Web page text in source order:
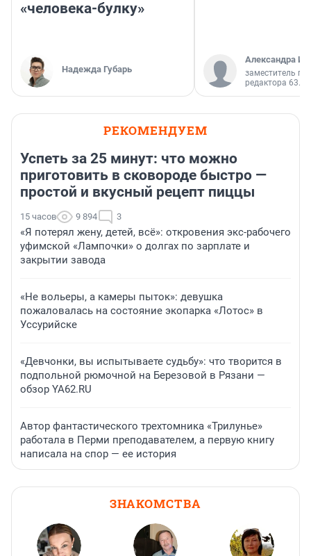
«человека-булку»
Надежда Губарь
Александра
заместитель
редактора 63.RU
РЕКОМЕНДУЕМ
Успеть за 25 минут: что можно
приготовить в сковороде быстро —
простой и вкусный рецепт пиццы
15 часов 9 894 3
«Я потерял жену, детей, всё»: откровения экс-рабочего
уфимской «Лампочки» о долгах по зарплате и
закрытии завода
«Не вольеры, а камеры пыток»: девушка
пожаловалась на состояние экопарка «Лотос» в
Уссурийске
«Девчонки, вы испытываете судьбу»: что творится в
подпольной рюмочной на Березовой в Рязани —
обзор YA62.RU
Автор фантастического трехтомника «Трилунье»
работала в Перми преподавателем, а первую книгу
написала на спор — ее история
ЗНАКОМСТВА